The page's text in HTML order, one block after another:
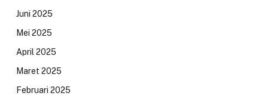
Juni 2025
Mei 2025
April 2025
Maret 2025
Februari 2025